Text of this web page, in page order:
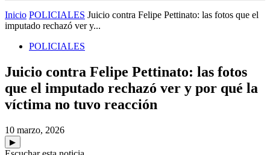
Inicio POLICIALES Juicio contra Felipe Pettinato: las fotos que el
imputado rechazó ver y...
POLICIALES
Juicio contra Felipe Pettinato: las fotos
que el imputado rechazó ver y por qué la
víctima no tuvo reacción
10 marzo, 2026
▶